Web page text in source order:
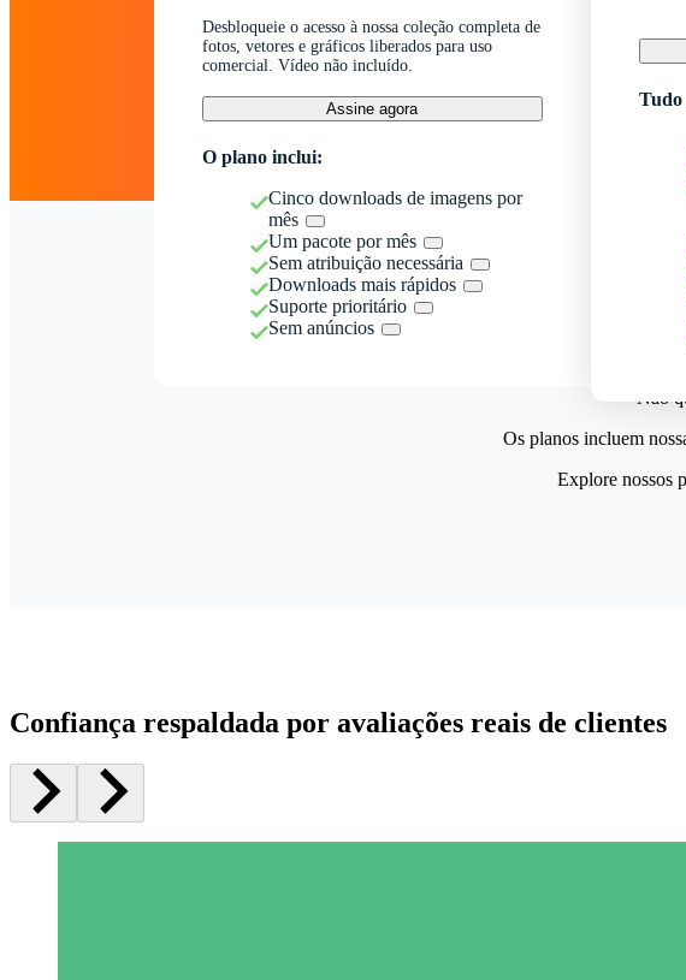
Desbloqueie o acesso à nossa coleção completa de
fotos, vetores e gráficos liberados para uso
comercial. Vídeo não incluído.
Assine agora
O plano inclui:
Cinco downloads de imagens por
mês
Um pacote por mês
Sem atribuição necessária
Downloads mais rápidos
Suporte prioritário
Sem anúncios
Tudo
Não
Os planos incluem
Explore nossos
Confiança respaldada por avaliações reais de clientes